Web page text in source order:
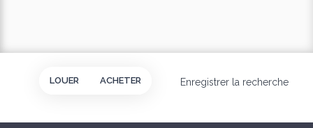
Enregistrer la recherche
LOUER ACHETER